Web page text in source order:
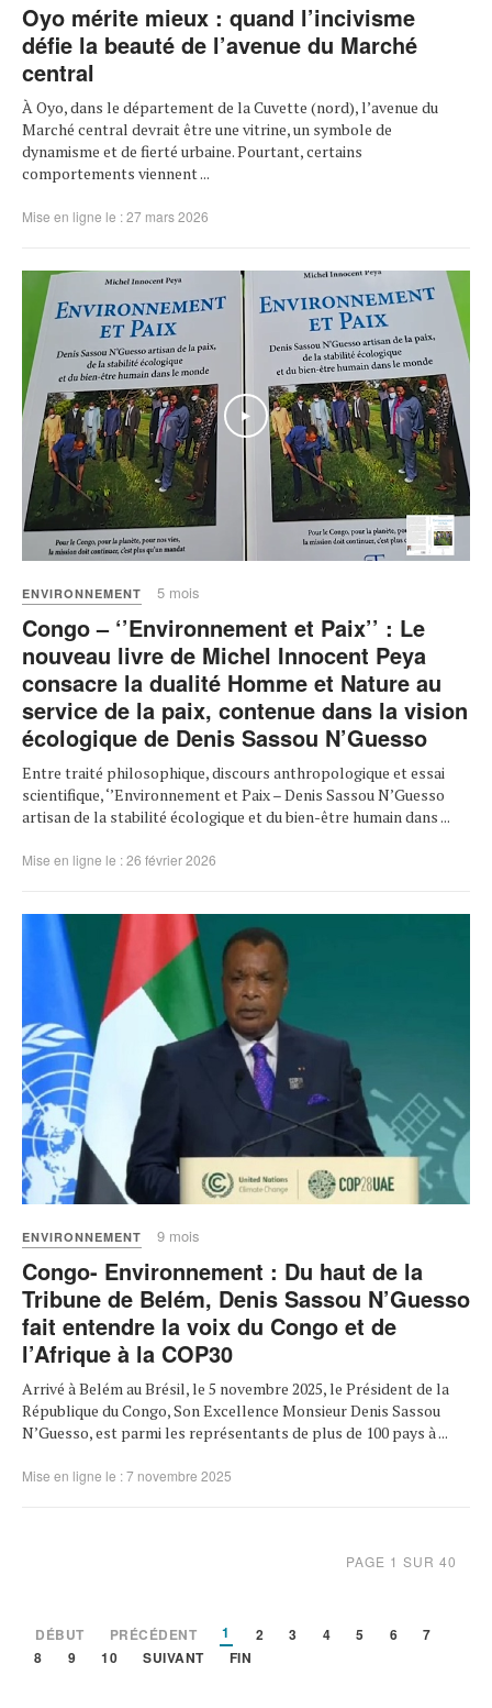
Oyo mérite mieux : quand l’incivisme
défie la beauté de l’avenue du Marché
central
À Oyo, dans le département de la Cuvette (nord), l’avenue du
Marché central devrait être une vitrine, un symbole de
dynamisme et de fierté urbaine. Pourtant, certains
comportements viennent ...
Mise en ligne le : 27 mars 2026
ENVIRONNEMENT 5 mois
Congo – ‘’Environnement et Paix’’ : Le
nouveau livre de Michel Innocent Peya
consacre la dualité Homme et Nature au
service de la paix, contenue dans la vision
écologique de Denis Sassou N’Guesso
Entre traité philosophique, discours anthropologique et essai
scientifique, ‘’Environnement et Paix – Denis Sassou N’Guesso
artisan de la stabilité écologique et du bien-être humain dans ...
Mise en ligne le : 26 février 2026
ENVIRONNEMENT 9 mois
Congo- Environnement : Du haut de la
Tribune de Belém, Denis Sassou N’Guesso
fait entendre la voix du Congo et de
l’Afrique à la COP30
Arrivé à Belém au Brésil, le 5 novembre 2025, le Président de la
République du Congo, Son Excellence Monsieur Denis Sassou
N’Guesso, est parmi les représentants de plus de 100 pays à ...
Mise en ligne le : 7 novembre 2025
PAGE 1 SUR 40
DÉBUT PRÉCÉDENT 1 2 3 4 5 6
7
8
9 10 SUIVANT FIN